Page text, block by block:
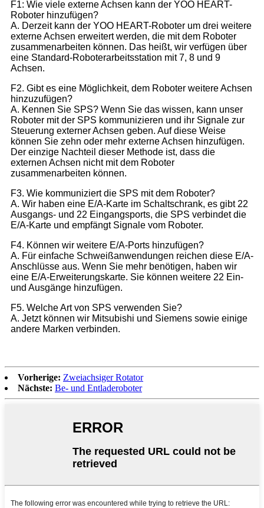
F1: Wie viele externe Achsen kann der YOO HEART-
Roboter hinzufügen?
A. Derzeit kann der YOO HEART-Roboter um drei weitere
externe Achsen erweitert werden, die mit dem Roboter
zusammenarbeiten können. Das heißt, wir verfügen über
eine Standard-Roboterarbeitsstation mit 7, 8 und 9
Achsen.
F2. Gibt es eine Möglichkeit, dem Roboter weitere Achsen
hinzuzufügen?
A. Kennen Sie SPS? Wenn Sie das wissen, kann unser
Roboter mit der SPS kommunizieren und ihr Signale zur
Steuerung externer Achsen geben. Auf diese Weise
können Sie zehn oder mehr externe Achsen hinzufügen.
Der einzige Nachteil dieser Methode ist, dass die
externen Achsen nicht mit dem Roboter
zusammenarbeiten können.
F3. Wie kommuniziert die SPS mit dem Roboter?
A. Wir haben eine E/A-Karte im Schaltschrank, es gibt 22
Ausgangs- und 22 Eingangsports, die SPS verbindet die
E/A-Karte und empfängt Signale vom Roboter.
F4. Können wir weitere E/A-Ports hinzufügen?
A. Für einfache Schweißanwendungen reichen diese E/A-
Anschlüsse aus. Wenn Sie mehr benötigen, haben wir
eine E/A-Erweiterungskarte. Sie können weitere 22 Ein-
und Ausgänge hinzufügen.
F5. Welche Art von SPS verwenden Sie?
A. Jetzt können wir Mitsubishi und Siemens sowie einige
andere Marken verbinden.
Vorherige: Zweiachsiger Rotator
Nächste: Be- und Entladeroboter